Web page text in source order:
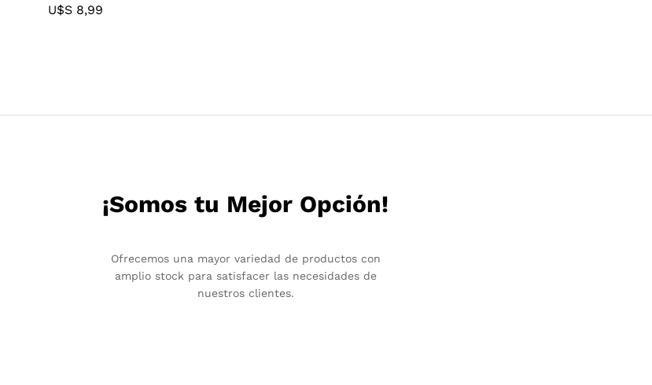
U$S 8,99
U$S 8,99
¡Somos tu Mejor Opción!
Ofrecemos una mayor variedad de productos con
amplio stock para satisfacer las necesidades de
nuestros clientes.